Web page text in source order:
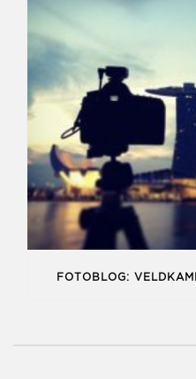
FOTOBLOG: